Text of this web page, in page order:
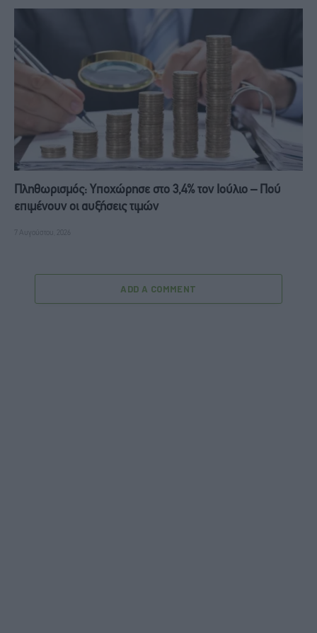
Πληθωρισμός: Υποχώρησε στο 3,4% τον Ιούλιο – Πού
επιμένουν οι αυξήσεις τιμών
7 Αυγούστου, 2026
ADD A COMMENT